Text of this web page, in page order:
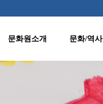
문화원소개 문화/역사